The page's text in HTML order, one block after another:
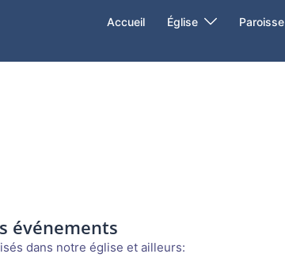
Accueil Église Paroisse
événements
dans notre église et ailleurs: